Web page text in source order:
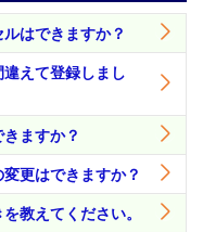
はできますか？
違えて登録しまし
ますか？
更はできますか？
教えてください。